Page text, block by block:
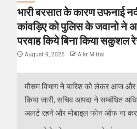
भारी बरसात के कारण उफनाई
कांवड़िए को पुलिस के जवानो ने
परवाह किये बिना किया सकुशल
August 9, 2026 A kr Mittal
मौसम विभाग ने बारिश को लेकर आज
किया जारी, सचिव आपदा ने सम्बंधित
अलर्ट रहने और मोबाइल फोन ऑफ ना